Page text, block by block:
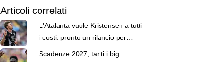
Articoli correlati
L'Atalanta vuole Kristensen a tutti
i costi: pronto un rilancio per
convincere l'Udinese
Scadenze 2027, tanti i big